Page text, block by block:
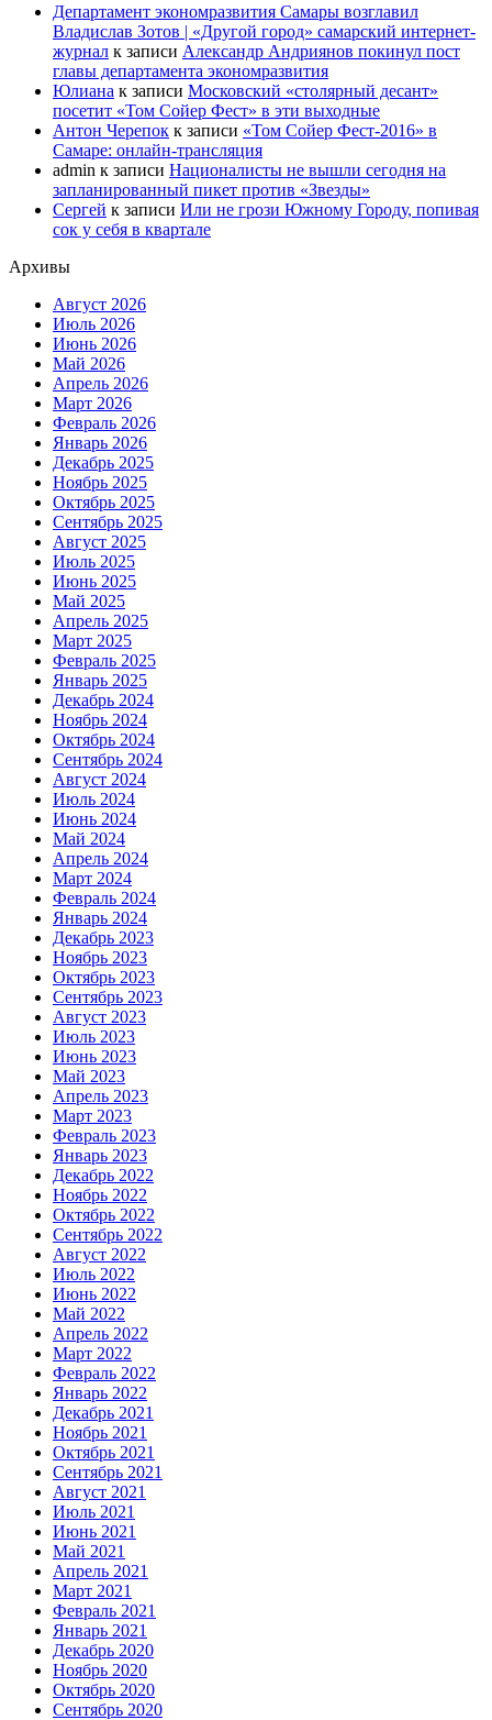
Департамент экономразвития Самары возглавил
Владислав Зотов | «Другой город» самарский интернет-
журнал к записи Александр Андриянов покинул пост
главы департамента экономразвития
Юлиана к записи Московский «столярный десант»
посетит «Том Сойер Фест» в эти выходные
Антон Черепок к записи «Том Сойер Фест-2016» в
Самаре: онлайн-трансляция
admin к записи Националисты не вышли сегодня на
запланированный пикет против «Звезды»
Сергей к записи Или не грози Южному Городу, попивая
сок у себя в квартале
Архивы
Август 2026
Июль 2026
Июнь 2026
Май 2026
Апрель 2026
Март 2026
Февраль 2026
Январь 2026
Декабрь 2025
Ноябрь 2025
Октябрь 2025
Сентябрь 2025
Август 2025
Июль 2025
Июнь 2025
Май 2025
Апрель 2025
Март 2025
Февраль 2025
Январь 2025
Декабрь 2024
Ноябрь 2024
Октябрь 2024
Сентябрь 2024
Август 2024
Июль 2024
Июнь 2024
Май 2024
Апрель 2024
Март 2024
Февраль 2024
Январь 2024
Декабрь 2023
Ноябрь 2023
Октябрь 2023
Сентябрь 2023
Август 2023
Июль 2023
Июнь 2023
Май 2023
Апрель 2023
Март 2023
Февраль 2023
Январь 2023
Декабрь 2022
Ноябрь 2022
Октябрь 2022
Сентябрь 2022
Август 2022
Июль 2022
Июнь 2022
Май 2022
Апрель 2022
Март 2022
Февраль 2022
Январь 2022
Декабрь 2021
Ноябрь 2021
Октябрь 2021
Сентябрь 2021
Август 2021
Июль 2021
Июнь 2021
Май 2021
Апрель 2021
Март 2021
Февраль 2021
Январь 2021
Декабрь 2020
Ноябрь 2020
Октябрь 2020
Сентябрь 2020